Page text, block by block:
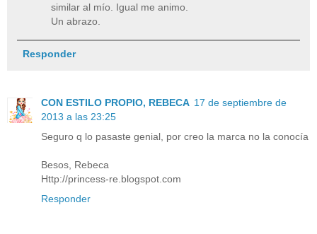
similar al mío. Igual me animo.
Un abrazo.
Responder
CON ESTILO PROPIO, REBECA 17 de septiembre de
2013 a las 23:25
Seguro q lo pasaste genial, por creo la marca no la conocía
Besos, Rebeca
Http://princess-re.blogspot.com
Responder